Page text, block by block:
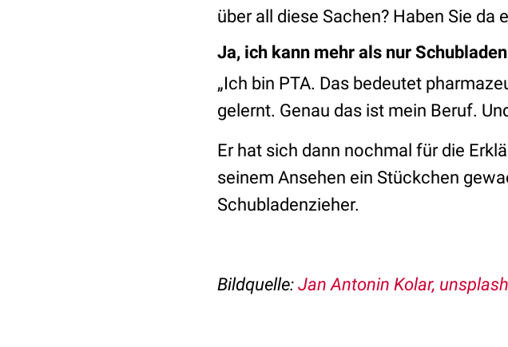
über all diese Sachen? Haben Sie da
Ja, ich kann mehr als nur
„Ich bin PTA. Das bedeutet
gelernt. Genau das ist mein Beruf.
Er hat sich dann nochmal für die
seinem Ansehen ein Stückchen
Schubladenzieher.
Bildquelle: Jan Antonin Kolar, unsplash